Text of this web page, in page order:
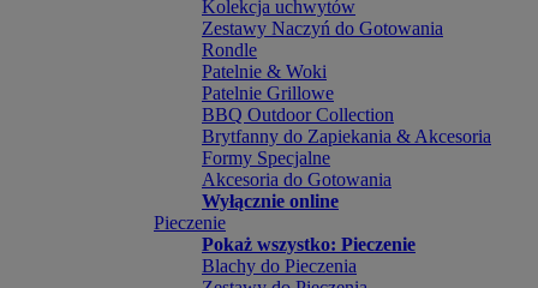
Kolekcja uchwytów
Zestawy Naczyń do Gotowania
Rondle
Patelnie & Woki
Patelnie Grillowe
BBQ Outdoor Collection
Brytfanny do Zapiekania & Akcesoria
Formy Specjalne
Akcesoria do Gotowania
Wyłącznie online
Pieczenie
Pokaż wszystko: Pieczenie
Blachy do Pieczenia